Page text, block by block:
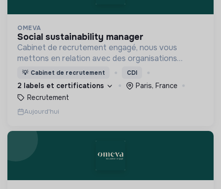
OMEVA
social sustainability manager
Cabinet de recrutement engagé, nous vous
mettons en relation avec des organisations
soucieuses de leurs impacts, afin d'œuvrer
ensemble pour un futur souhaitable.
💡 Cabinet de recrutement CDI
2 labels et certifications
Paris, France
Recrutement
Aujourd'hui